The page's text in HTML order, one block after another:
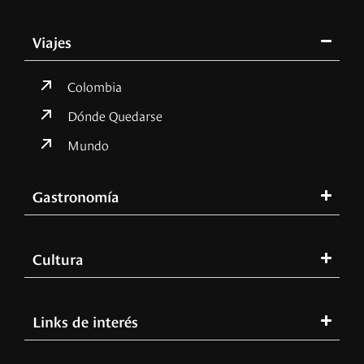
Viajes
Colombia
Dónde Quedarse
Mundo
Gastronomía
Cultura
Links de interés